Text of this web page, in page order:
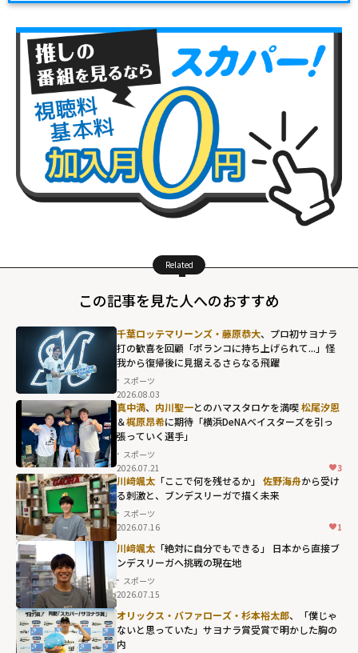
Related
この記事を見た人へのおすすめ
千葉ロッテマリーンズ・藤原恭大、プロ初サヨナラ
打の歓喜を回顧「ポランコに持ち上げられて...」怪
我から復帰後に見据えるさらなる飛躍
スポーツ
2026.08.03
真中満、 内川聖一とのハマスタロケを満喫松尾汐恩
＆梶原昂希に期待「横浜DeNAベイスターズを引っ
張っていく選手」
スポーツ
2026.07.21
3
川﨑颯太 「ここで何を残せるか」 佐野海舟から受け
る刺激と、ブンデスリーガで描く未来
スポーツ
2026.07.16
1
川﨑颯太 「絶対に自分でもできる」 日本から直接ブ
ンデスリーガへ――挑戦の現在地
スポーツ
2026.07.15
オリックス・バファローズ・杉本裕太郎、「僕じゃ
ないと思っていた」サヨナラ賞受賞で明かした胸の
内